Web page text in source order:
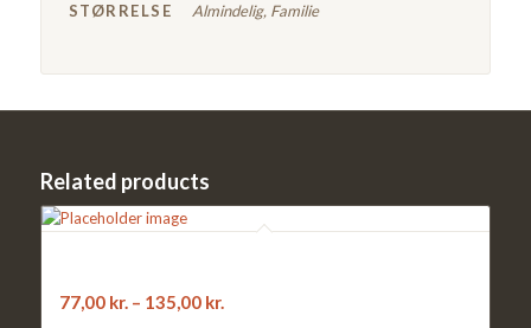
STØRRELSE Almindelig, Familie
Related products
77,00 kr.– 135,00 kr.